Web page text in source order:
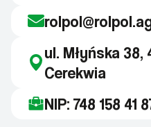
ul. Młyńska 38,
Cerekwia
NIP: 748 158 41